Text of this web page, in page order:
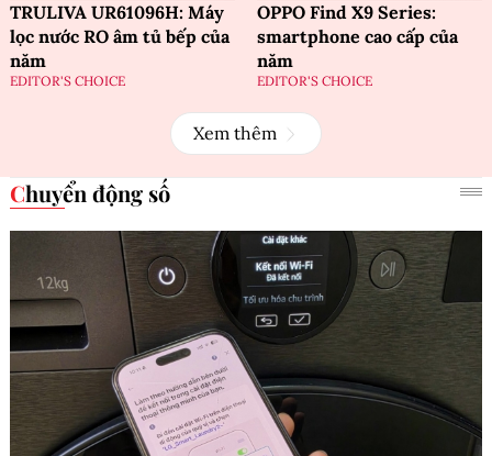
TRULIVA UR61096H: Máy
lọc nước RO âm tủ bếp của
năm
EDITOR'S CHOICE
OPPO Find X9 Series:
smartphone cao cấp của
năm
EDITOR'S CHOICE
Xem thêm
Chuyển động số